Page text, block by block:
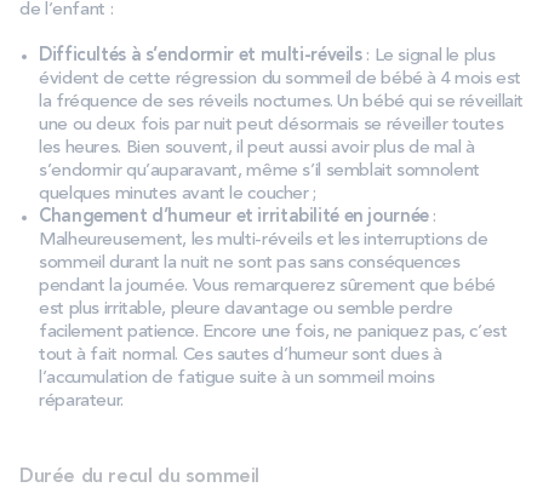
de l’enfant :
Difficultés à s’endormir et multi-réveils: Le signal le plus
évident de cette régression du sommeil de bébé à 4 mois est
la fréquence de ses réveils nocturnes. Un bébé qui se réveillait
une ou deux fois par nuit peut désormais se réveiller toutes
les heures. Bien souvent, il peut aussi avoir plus de mal à
s’endormir qu’auparavant, même s’il semblait somnolent
quelques minutes avant le coucher ;
Changement d’humeur et irritabilité en journée:
Malheureusement, les multi-réveils et les interruptions de
sommeil durant la nuit ne sont pas sans conséquences
pendant la journée. Vous remarquerez sûrement que bébé
est plus irritable, pleure davantage ou semble perdre
facilement patience. Encore une fois, ne paniquez pas, c’est
tout à fait normal. Ces sautes d’humeur sont dues à
l’accumulation de fatigue suite à un sommeil moins
réparateur.
Durée du recul du sommeil